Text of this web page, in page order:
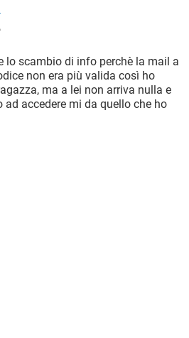
lo scambio di info perchè la mail a
non era più valida così ho
ma a lei non arriva nulla e
ad accedere mi da quello che ho